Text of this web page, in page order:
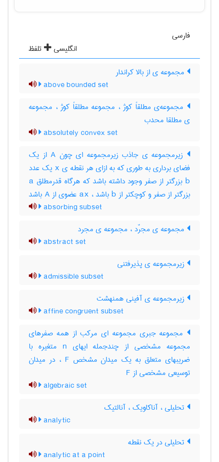
فارسی
انگلیسی
تلفظ
مجموعه ی از بالا کراندار
above bounded set
مجموعه‌ی مطلقاً کوژ ، مجموعه مطلقاً کوژ ، مجموعه
ی مطلقا محدب
absolutely convex set
زیرمجموعه ی جاذب زیرمجموعه ای چون A از یک
فضای برداری به طوری که به ازای هر نقطه ی x یک عدد
b بزرگتر از صفر وجود داشته باشد که هرگاه قدرمطلق a
بزرگتر از صفر و کوچکتر از b باشد ، ax عضوی از A باشد
absorbing subset
مجموعه ی مجرّد ، مجموعه ی مجرد
abstract set
زیرمجموعه ی پذیرفتنی
admissible subset
زیرمجموعه ی آفینی همنهشت
affine congruent subset
مجموعه جبری مجموعه ای مرکب از همه صفرهای
مجموعه مشخصی از چندجمله ایهای n متغیره با
ضریبهای متعلق به یک میدان مشخص F ، در میدان
توسیعی مشخصی از F
algebraic set
تحلیلی ، آناکاویک ، آنالتیک
analytic
تحلیلی در یک نقطه
analytic at a point